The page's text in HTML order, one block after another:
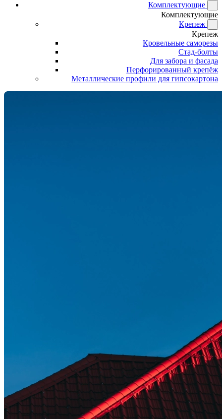
Комплектующие
Комплектующие
Крепеж
Крепеж
Кровельные саморезы
Стад-болты
Для забора и фасада
Перфорированный крепёж
Металлические профили для гипсокартона